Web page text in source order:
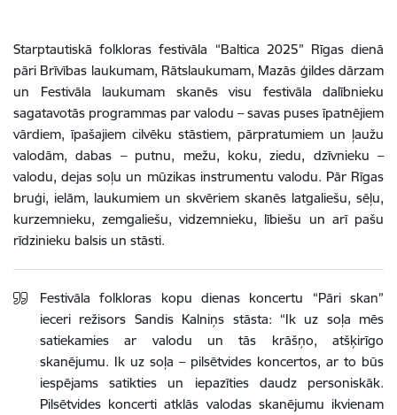
Starptautiskā folkloras festivāla “Baltica 2025” Rīgas dienā
pāri Brīvības laukumam, Rātslaukumam, Mazās ģildes dārzam
un Festivāla laukumam skanēs visu festivāla dalībnieku
sagatavotās programmas par valodu – savas puses īpatnējiem
vārdiem, īpašajiem cilvēku stāstiem, pārpratumiem un ļaužu
valodām, dabas – putnu, mežu, koku, ziedu, dzīvnieku –
valodu, dejas soļu un mūzikas instrumentu valodu. Pār Rīgas
bruģi, ielām, laukumiem un skvēriem skanēs latgaliešu, sēļu,
kurzemnieku, zemgaliešu, vidzemnieku, lībiešu un arī pašu
rīdzinieku balsis un stāsti.
Festivāla folkloras kopu dienas koncertu “Pāri skan”
ieceri režisors Sandis Kalniņs stāsta: “Ik uz soļa mēs
satiekamies ar valodu un tās krāšņo, atšķirīgo
skanējumu. Ik uz soļa – pilsētvides koncertos, ar to būs
iespējams satikties un iepazīties daudz personiskāk.
Pilsētvides koncerti atklās valodas skanējumu ikvienam